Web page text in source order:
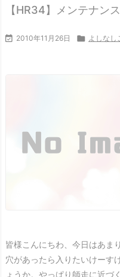
【HR34】メンテナン
 2010年11月26日  よしなし
皆様こんにちわ、今日はあま
穴があったら入りたいけーす
ょうか。 やっぱり師走に近づ